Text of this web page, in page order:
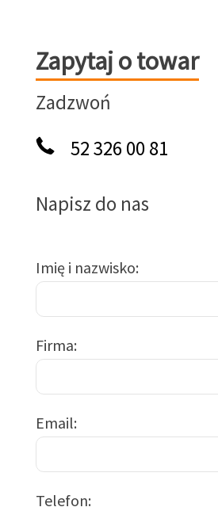
Zapytaj o towar
Zapytaj o towar
Zadzwoń
52 326 00 81
Napisz do nas
Imię i nazwisko
Firma
Email
Telefon